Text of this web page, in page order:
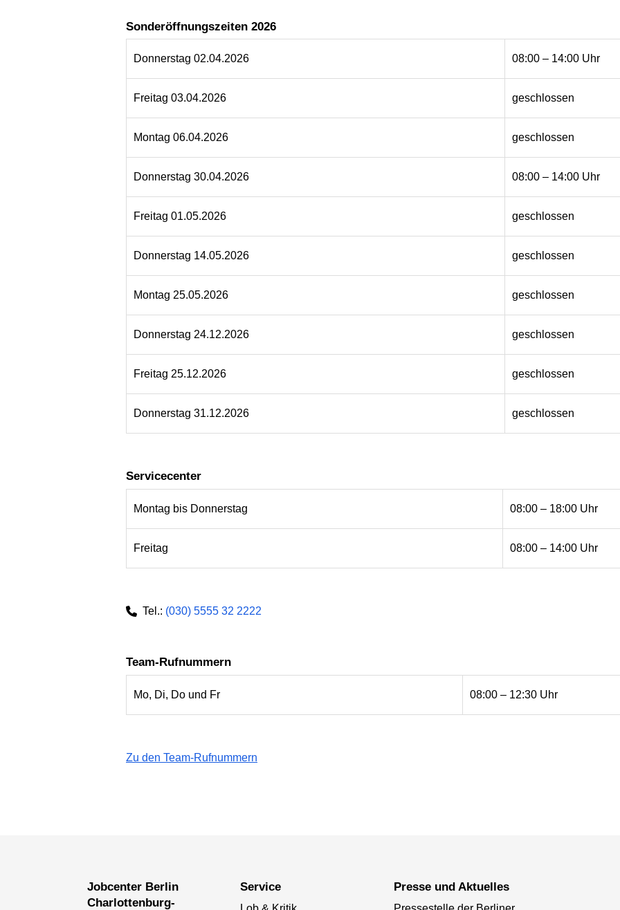
Sonderöffnungszeiten 2026
Donnerstag 02.04.2026 08:00 – 14:00 Uhr
Freitag 03.04.2026 geschlossen
Montag 06.04.2026 geschlossen
Donnerstag 30.04.2026 08:00 – 14:00 Uhr
Freitag 01.05.2026 geschlossen
Donnerstag 14.05.2026 geschlossen
Montag 25.05.2026 geschlossen
Donnerstag 24.12.2026 geschlossen
Freitag 25.12.2026 geschlossen
Donnerstag 31.12.2026 geschlossen
Servicecenter
Montag bis Donnerstag 08:00 – 18:00 Uhr
Freitag 08:00 – 14:00 Uhr
Tel.: (030) 5555 32 2222
Team-Rufnummern
Mo, Di, Do und Fr 08:00 – 12:30 Uhr
Zu den Team-Rufnummern
Jobcenter Berlin
Charlottenburg-
Service Presse und Aktuelles